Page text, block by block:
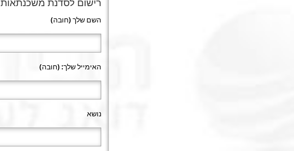
השם שלך (חובה)
האימייל שלך: (חובה)
נושא